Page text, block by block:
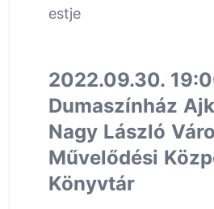
estje
2022.09.30.
Dumaszínház
Nagy László
Művelődési
Könyvtár